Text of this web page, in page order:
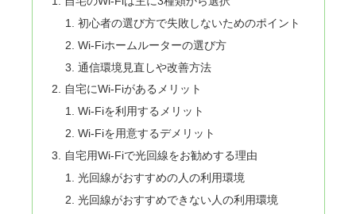
初心者の選び方で失敗しないためのポイント
Wi-Fiホームルーターの選び方
通信環境見直しや改善方法
自宅にWi-Fiがあるメリット
Wi-Fiを利用するメリット
Wi-Fiを用意するデメリット
自宅用Wi-Fiで光回線をお勧めする理由
光回線がおすすめの人の利用環境
光回線がおすすめできない人の利用環境